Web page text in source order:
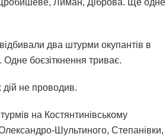
Дробишеве, Лиман, Діброва. Ще одне
два штурми окупантів в
Одне боєзіткнення триває.
не проводив.
на Костянтинівському
Шультиного, Степанівки,